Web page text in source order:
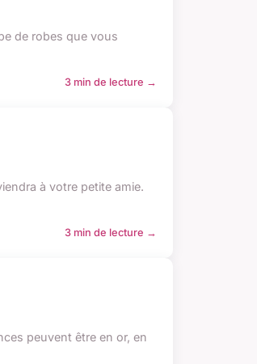
de robes que vous
3 min de lecture →
à votre petite amie.
3 min de lecture →
peuvent être en or, en